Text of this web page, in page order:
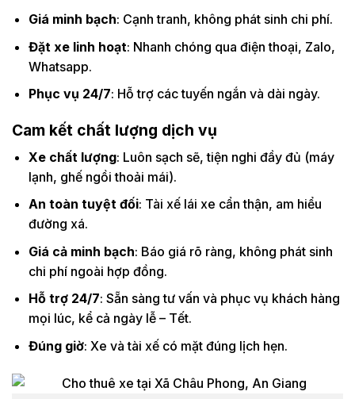
Giá minh bạch: Cạnh tranh, không phát sinh chi phí.
Đặt xe linh hoạt: Nhanh chóng qua điện thoại, Zalo,
Whatsapp.
Phục vụ 24/7: Hỗ trợ các tuyến ngắn và dài ngày.
Cam kết chất lượng dịch vụ
Xe chất lượng: Luôn sạch sẽ, tiện nghi đầy đủ (máy
lạnh, ghế ngồi thoải mái).
An toàn tuyệt đối: Tài xế lái xe cẩn thận, am hiểu
đường xá.
Giá cả minh bạch: Báo giá rõ ràng, không phát sinh
chi phí ngoài hợp đồng.
Hỗ trợ 24/7: Sẵn sàng tư vấn và phục vụ khách hàng
mọi lúc, kể cả ngày lễ – Tết.
Đúng giờ: Xe và tài xế có mặt đúng lịch hẹn.